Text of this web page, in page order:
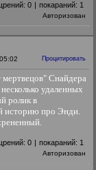
0 | покараний: 1
Авторизован
Процитировать
мертвецов" Снайдера
удаленных
ролик в
историю про Энди.
0 | покараний: 1
Авторизован